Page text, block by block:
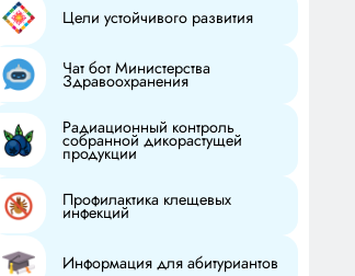
Цели устойчивого развития
Чат бот Министерства
Здравоохранения
Радиационный контроль
собранной дикорастущей
продукции
Профилактика клещевых
инфекций
Информация для абитуриантов